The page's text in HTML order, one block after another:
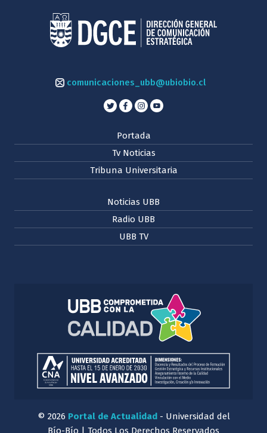
comunicaciones_ubb@ubiobio.cl
Portada
Tv Noticias
Tribuna Universitaria
Noticias UBB
Radio UBB
UBB TV
© 2026 Portal de Actualidad- Universidad del
Bío-Bío | Todos Los Derechos Reservados